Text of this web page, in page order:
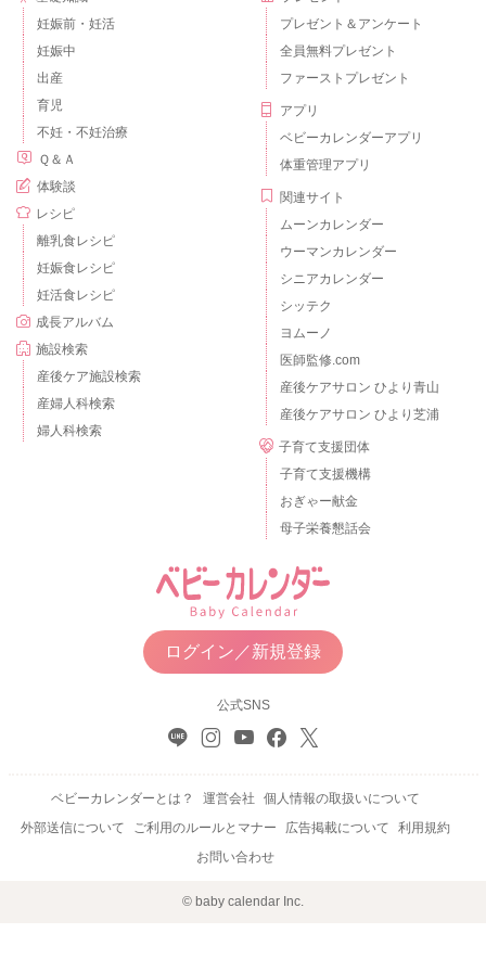
妊娠前・妊活
妊娠中
出産
育児
不妊・不妊治療
Ｑ＆Ａ
体験談
レシピ
離乳食レシピ
妊娠食レシピ
妊活食レシピ
成長アルバム
施設検索
産後ケア施設検索
産婦人科検索
婦人科検索
プレゼント＆アンケート
全員無料プレゼント
ファーストプレゼント
アプリ
ベビーカレンダーアプリ
体重管理アプリ
関連サイト
ムーンカレンダー
ウーマンカレンダー
シニアカレンダー
シッテク
ヨムーノ
医師監修.com
産後ケアサロン ひより青山
産後ケアサロン ひより芝浦
子育て支援団体
子育て支援機構
おぎゃー献金
母子栄養懇話会
ログイン／新規登録
公式SNS
ベビーカレンダーとは？ 運営会社
個人情報の取扱いについて
外部送信について
ご利用のルールとマナー 広告掲載について
利用規約
お問い合わせ
© baby calendar Inc.